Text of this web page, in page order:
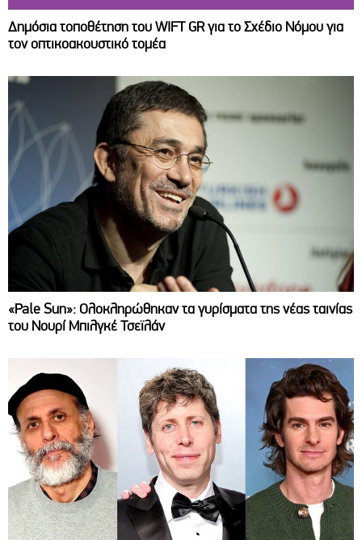
Δημόσια τοποθέτηση του WIFT GR για το Σχέδιο Νόμου για
τον οπτικοακουστικό τομέα
«Pale Sun»: Ολοκληρώθηκαν τα γυρίσματα της νέας ταινίας
του Νουρί Μπιλγκέ Τσεϊλάν